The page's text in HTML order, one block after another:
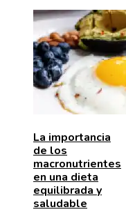
La importancia
de los
macronutrientes
en una dieta
equilibrada y
saludable